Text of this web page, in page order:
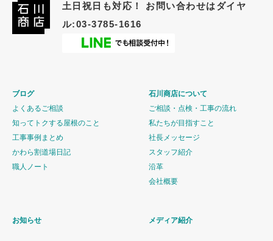
土日祝日も対応！ お問い合わせはダイヤ
ル:03-3785-1616
ブログ
よくあるご相談
知ってトクする屋根のこと
工事事例まとめ
かわら割道場日記
職人ノート
石川商店について
ご相談・点検・工事の流れ
私たちが目指すこと
社長メッセージ
スタッフ紹介
沿革
会社概要
お知らせ メディア紹介